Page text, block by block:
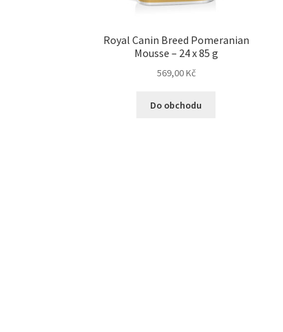
Royal Canin Breed Pomeranian
Mousse – 24 x 85 g
569,00Kč
Do obchodu